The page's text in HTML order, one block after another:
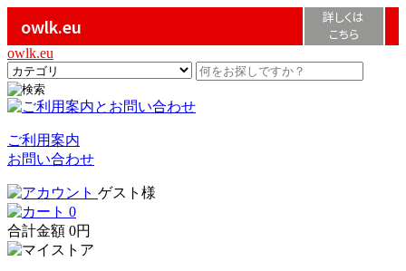
owlk.eu
詳しくは
こちら
owlk.eu
ご利用案内
お問い合わせ
ゲスト様
0
合計金額 0円